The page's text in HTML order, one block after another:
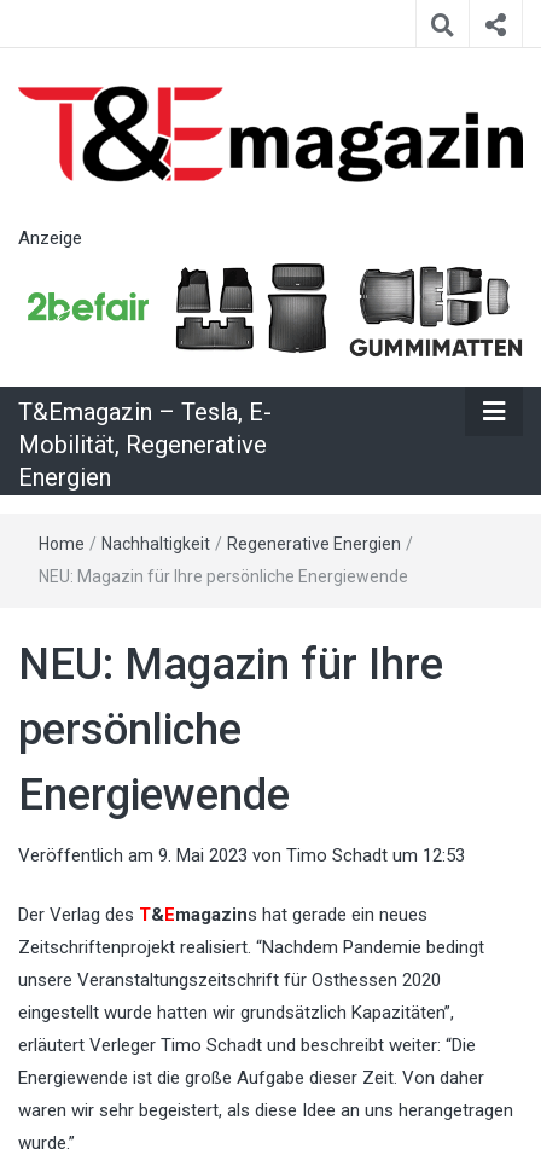
– Tesla, E-
Mobilität,
Regenerative
Energien
Anzeige
T&Emagazin – Tesla, E-
Mobilität, Regenerative
Energien
Home / Nachhaltigkeit / Regenerative Energien /
NEU: Magazin für Ihre persönliche Energiewende
NEU: Magazin für Ihre
persönliche
Energiewende
Veröffentlich am 9. Mai 2023 von Timo Schadt um 12:53
Der Verlag des T&Emagazins hat gerade ein neues
Zeitschriftenprojekt realisiert. “Nachdem Pandemie bedingt
unsere Veranstaltungszeitschrift für Osthessen 2020
eingestellt wurde hatten wir grundsätzlich Kapazitäten”,
erläutert Verleger Timo Schadt und beschreibt weiter: “Die
Energiewende ist die große Aufgabe dieser Zeit. Von daher
waren wir sehr begeistert, als diese Idee an uns herangetragen
wurde.”